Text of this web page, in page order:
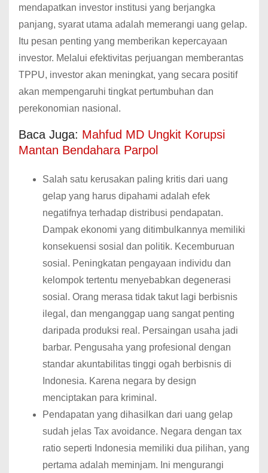
mendapatkan investor institusi yang berjangka
panjang, syarat utama adalah memerangi uang gelap.
Itu pesan penting yang memberikan kepercayaan
investor. Melalui efektivitas perjuangan memberantas
TPPU, investor akan meningkat, yang secara positif
akan mempengaruhi tingkat pertumbuhan dan
perekonomian nasional.
Baca Juga: Mahfud MD Ungkit Korupsi
Mantan Bendahara Parpol
Salah satu kerusakan paling kritis dari uang
gelap yang harus dipahami adalah efek
negatifnya terhadap distribusi pendapatan.
Dampak ekonomi yang ditimbulkannya memiliki
konsekuensi sosial dan politik. Kecemburuan
sosial. Peningkatan pengayaan individu dan
kelompok tertentu menyebabkan degenerasi
sosial. Orang merasa tidak takut lagi berbisnis
ilegal, dan menganggap uang sangat penting
daripada produksi real. Persaingan usaha jadi
barbar. Pengusaha yang profesional dengan
standar akuntabilitas tinggi ogah berbisnis di
Indonesia. Karena negara by design
menciptakan para kriminal.
Pendapatan yang dihasilkan dari uang gelap
sudah jelas Tax avoidance. Negara dengan tax
ratio seperti Indonesia memiliki dua pilihan, yang
pertama adalah meminjam. Ini mengurangi